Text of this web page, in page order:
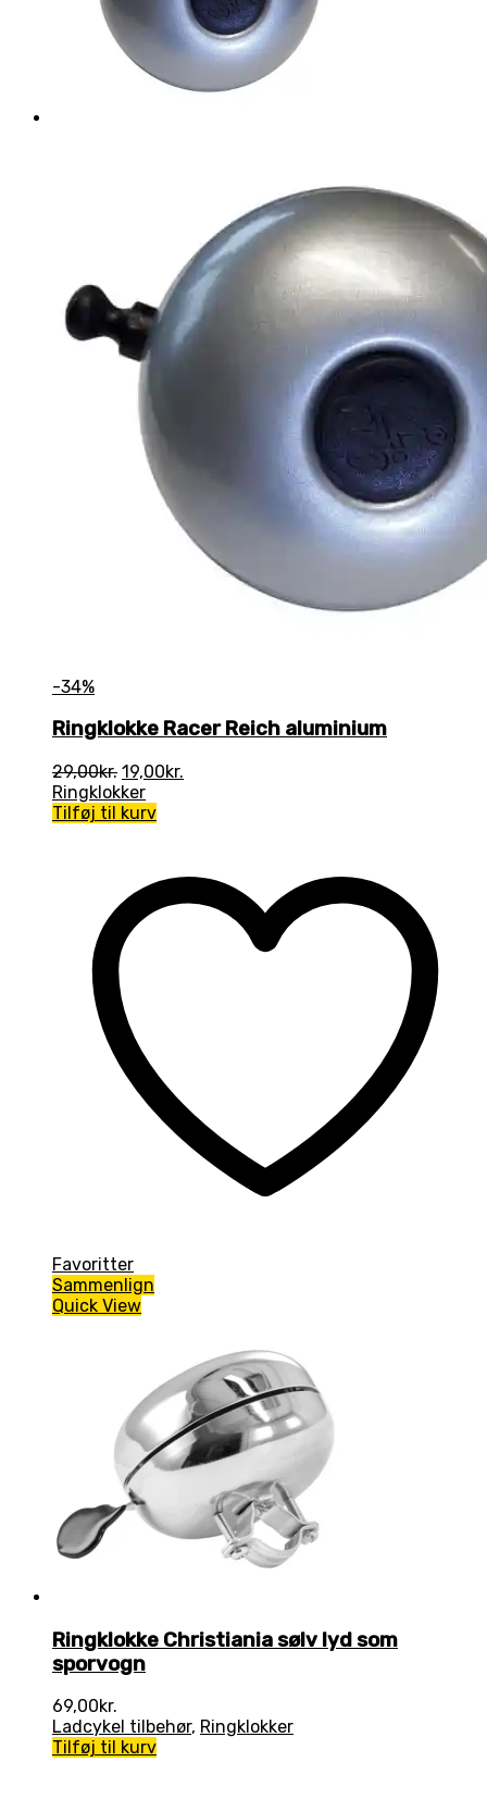
-34%
Ringklokke Racer Reich aluminium
29,00kr. Den
oprindelige
pris
19,00kr.
Ringklokker
Tilføj til kurv
Favoritter
Sammenlign
Quick View
Ringklokke Christiania sølv lyd som
sporvogn
69,00kr.
Ladcykel tilbehør, Ringklokker
Tilføj til kurv